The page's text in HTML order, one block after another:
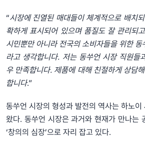
“시장에 진열된 매대들이 체계적으로 배치
확하게 표시되어 있으며 품질도 잘 관리되
시민뿐만 아니라 전국의 소비자들을 위한
라고 생각합니다. 저는 동쑤언 시장 직원들
우 만족합니다. 제품에 대해 친절하게 상담
합니다.”
동쑤언 시장의 형성과 발전의 역사는 하노이
왔다. 동쑤언 시장은 과거와 현재가 만나는
‘창의의 심장’으로 자리 잡고 있다.